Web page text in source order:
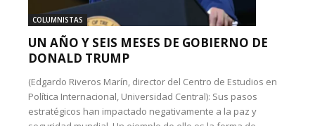
COLUMNISTAS
UN AÑO Y SEIS MESES DE GOBIERNO DE
DONALD TRUMP
(Edgardo Riveros Marín, director del Centro de Estudios en
Política Internacional, Universidad Central): Sus pasos
estratégicos han impactado negativamente a la paz y